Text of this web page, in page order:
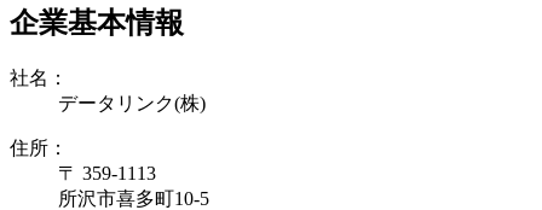
企業基本情報
社名：
データリンク(株)
住所：
〒 359-1113
所沢市喜多町10-5